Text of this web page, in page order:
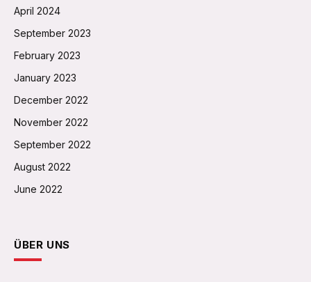
April 2024
September 2023
February 2023
January 2023
December 2022
November 2022
September 2022
August 2022
June 2022
ÜBER UNS